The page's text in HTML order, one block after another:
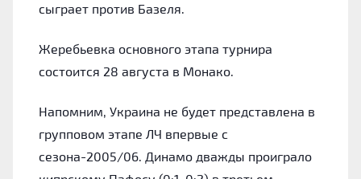
сыграет против Базеля.
Жеребьевка основного этапа турнира
состоится 28 августа в Монако.
Напомним, Украина не будет представлена в
групповом этапе ЛЧ впервые с
сезона-2005/06. Динамо дважды проиграло